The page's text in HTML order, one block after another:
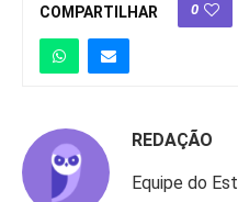
COMPARTILHAR 0
REDAÇÃO
Equipe do